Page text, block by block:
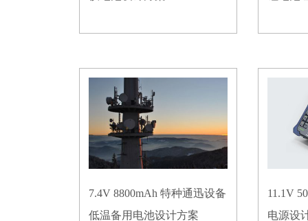
7.4V 8800mAh 特种通迅设备
低温备用电池设计方案
11.1V
电源设